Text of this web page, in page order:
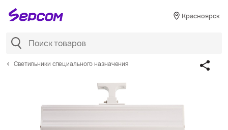
Красноярск
Светильники специального назначения